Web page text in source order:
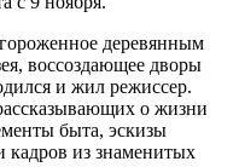
деревянным
воссоздающее дворы
и жил режиссер.
о жизни
быта, эскизы
кадров из знаменитых